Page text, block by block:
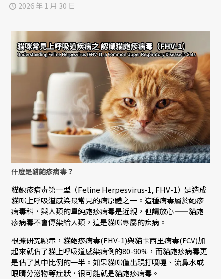
2026 年 1 月 30 日
什麼是貓皰疹病毒？
貓皰疹病毒第一型（Feline Herpesvirus-1, FHV-1）是造成
貓咪上呼吸道感染最常見的病原體之一。這種病毒屬於皰疹
病毒科，與人類的單純皰疹病毒是近親，但請放心——貓皰
疹病毒不會傳染給人類 ，這是貓咪專屬的疾病。
根據研究顯示，貓皰疹病毒(FHV-1)與貓卡西里病毒(FCV)加
起來就佔了貓上呼吸道感染病例的80-90%，而貓皰疹病毒更
是佔了其中比例的一半。如果貓咪僅出現打噴嚏、流鼻水或
眼睛分泌物等症狀，很可能就是貓皰疹病毒。